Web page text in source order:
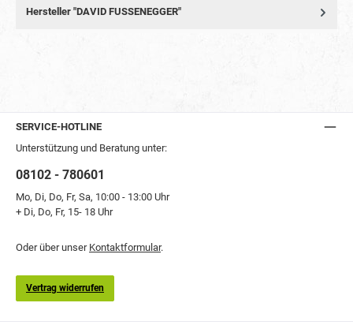
Hersteller "DAVID FUSSENEGGER"
SERVICE-HOTLINE
Unterstützung und Beratung unter:
08102 - 780601
Mo, Di, Do, Fr, Sa, 10:00 - 13:00 Uhr
+ Di, Do, Fr, 15- 18 Uhr
Oder über unser Kontaktformular.
Vertrag widerrufen